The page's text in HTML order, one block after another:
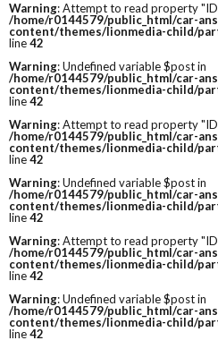
Warning: Attempt to read property
/home/r0144579/public_html/car-
content/themes/lionmedia-child/
line42
Warning: Undefined variable $post in
/home/r0144579/public_html/car-
content/themes/lionmedia-child/
line42
Warning: Attempt to read property
/home/r0144579/public_html/car-
content/themes/lionmedia-child/
line42
Warning: Undefined variable $post in
/home/r0144579/public_html/car-
content/themes/lionmedia-child/
line42
Warning: Attempt to read property
/home/r0144579/public_html/car-
content/themes/lionmedia-child/
line42
Warning: Undefined variable $post in
/home/r0144579/public_html/car-
content/themes/lionmedia-child/
line42